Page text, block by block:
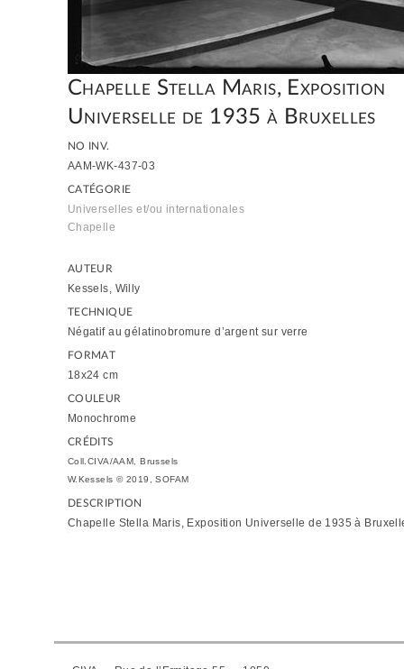
Chapelle Stella Maris, Exposition
Universelle de 1935 à Bruxelles
NO INV.
AAM-WK-437-03
CATÉGORIE
Universelles et/ou internationales
Chapelle
AUTEUR
Kessels, Willy
TECHNIQUE
Négatif au gélatinobromure d’argent sur verre
FORMAT
18x24 cm
COULEUR
Monochrome
CRÉDITS
Coll.CIVA/AAM, Brussels
W.Kessels © 2019, SOFAM
DESCRIPTION
Chapelle Stella Maris, Exposition Universelle de 1935 à